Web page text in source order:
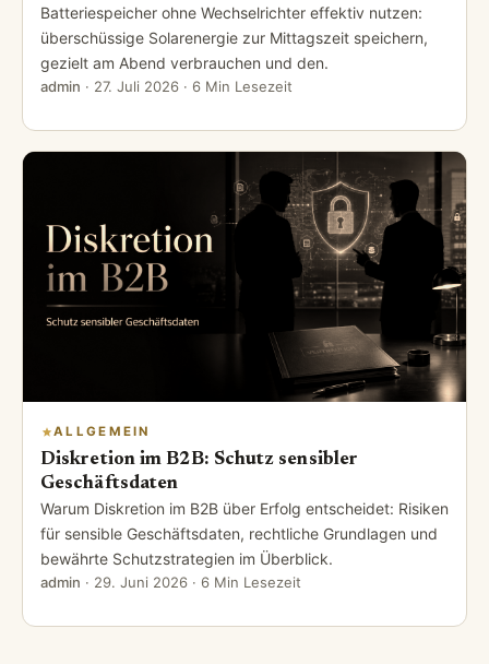
Batteriespeicher ohne Wechselrichter effektiv nutzen:
überschüssige Solarenergie zur Mittagszeit speichern,
gezielt am Abend verbrauchen und den.
admin · 27. Juli 2026 · 6 Min Lesezeit
ALLGEMEIN
Diskretion im B2B: Schutz sensibler
Geschäftsdaten
Warum Diskretion im B2B über Erfolg entscheidet: Risiken
für sensible Geschäftsdaten, rechtliche Grundlagen und
bewährte Schutzstrategien im Überblick.
admin · 29. Juni 2026 · 6 Min Lesezeit